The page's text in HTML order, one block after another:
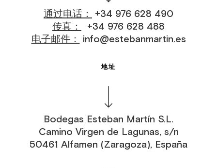
通过电话：
+34 976 628 490
传真：
+34 976 628 488
电子邮件：
info@estebanmartin.es
地址
Bodegas Esteban Martín S.L.
Camino Virgen de Lagunas, s/n
50461 Alfamen (Zaragoza), España